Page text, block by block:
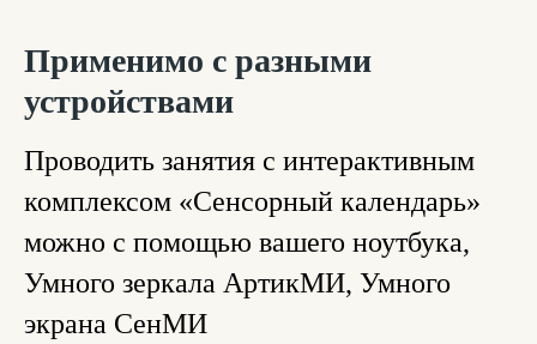
Применимо с разными
устройствами
Проводить занятия с интерактивным
комплексом «Сенсорный календарь»
можно с помощью вашего ноутбука,
Умного зеркала АртикМИ, Умного
экрана СенМИ